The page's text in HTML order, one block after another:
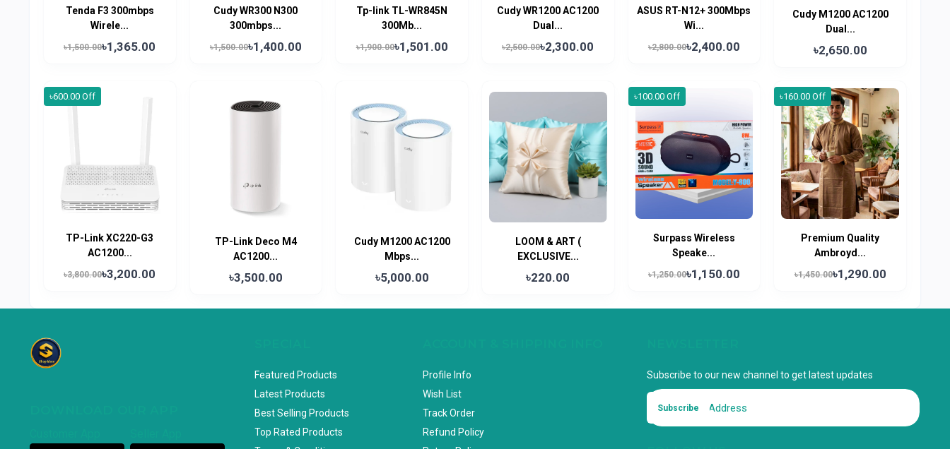
Tenda F3 300mbps
Wirele...
৳1,500.00৳1,365.00
Cudy WR300 N300
300mbps...
৳1,500.00৳1,400.00
Tp-link TL-WR845N
300Mb...
৳1,900.00৳1,501.00
Cudy WR1200 AC1200
Dual...
৳2,500.00৳2,300.00
ASUS RT-N12+ 300Mbps
Wi...
৳2,800.00৳2,400.00
Cudy M1200 AC1200
Dual...
৳2,650.00
৳600.00 Off
TP-Link XC220-G3
AC1200...
৳3,800.00৳3,200.00
TP-Link Deco M4
AC1200...
৳3,500.00
Cudy M1200 AC1200
Mbps...
৳5,000.00
LOOM & ART (
EXCLUSIVE...
৳220.00
৳100.00 Off
Surpass Wireless
Speake...
৳1,250.00৳1,150.00
৳160.00 Off
Premium Quality
Ambroyd...
৳1,450.00৳1,290.00
Featured Products
Latest Products
Best Selling Products
Top Rated Products
Profile Info
Wish List
Track Order
Refund Policy
Subscribe to our new channel to get latest updates
Subscribe